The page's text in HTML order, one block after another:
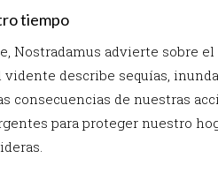
tiempo
Nostradamus advierte sobre
vidente describe sequías,
consecuencias de nuestras
para proteger nuestro